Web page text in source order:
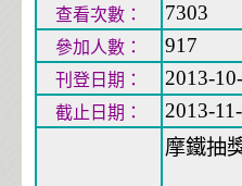
查看次數： 7303
參加人數： 917
刊登日期： 2013-
截止日期： 2013-
摩鐵抽